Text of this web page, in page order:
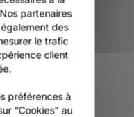
partenaires
des
le trafic
client
préférences à
“Cookies” au